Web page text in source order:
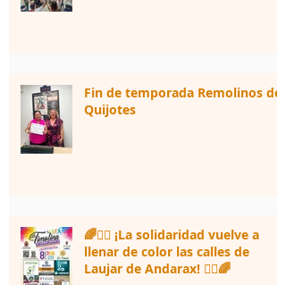
Fin de temporada Remolinos de
Quijotes
🌈🏃‍♀️ ¡La solidaridad vuelve a
llenar de color las calles de
Laujar de Andarax! 🏃‍♂️🌈